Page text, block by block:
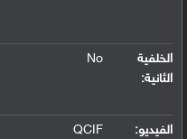
الخلفية
الثانية:
No
الفيديو: QCIF